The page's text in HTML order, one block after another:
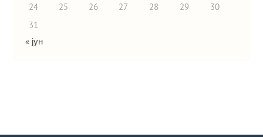
24
25 26 27 28 29
30
31
« јун